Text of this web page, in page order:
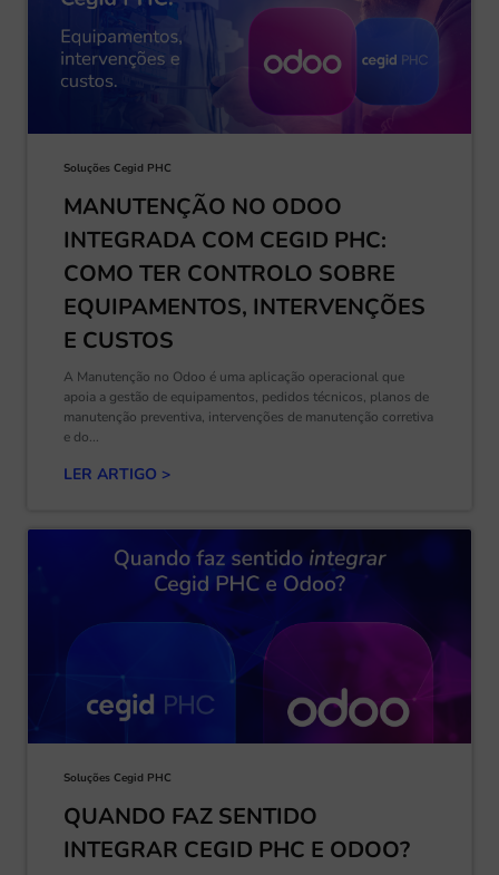
Soluções Cegid PHC
MANUTENÇÃO NO ODOO
INTEGRADA COM CEGID PHC:
COMO TER CONTROLO SOBRE
EQUIPAMENTOS, INTERVENÇÕES
E CUSTOS
A Manutenção no Odoo é uma aplicação operacional que
apoia a gestão de equipamentos, pedidos técnicos, planos de
manutenção preventiva, intervenções de manutenção corretiva
e do...
LER ARTIGO >
Soluções Cegid PHC
QUANDO FAZ SENTIDO
INTEGRAR CEGID PHC E ODOO?